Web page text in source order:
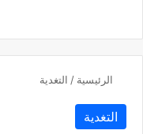
الرئيسية / التغدية
التغدية